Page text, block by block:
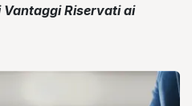
Riservati ai